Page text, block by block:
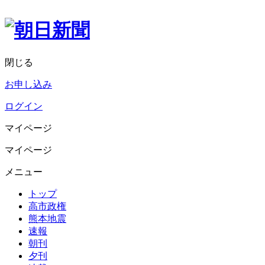
閉じる
お申し込み
ログイン
マイページ
マイページ
メニュー
トップ
高市政権
熊本地震
速報
朝刊
夕刊